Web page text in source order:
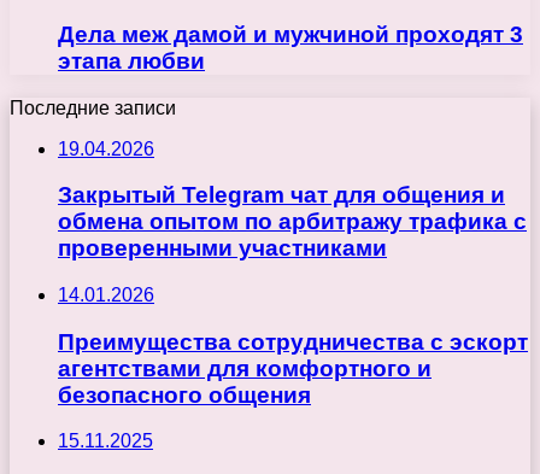
Дела меж дамой и мужчиной проходят 3
этапа любви
Последние записи
19.04.2026
Закрытый Telegram чат для общения и
обмена опытом по арбитражу трафика с
проверенными участниками
14.01.2026
Преимущества сотрудничества с эскорт
агентствами для комфортного и
безопасного общения
15.11.2025